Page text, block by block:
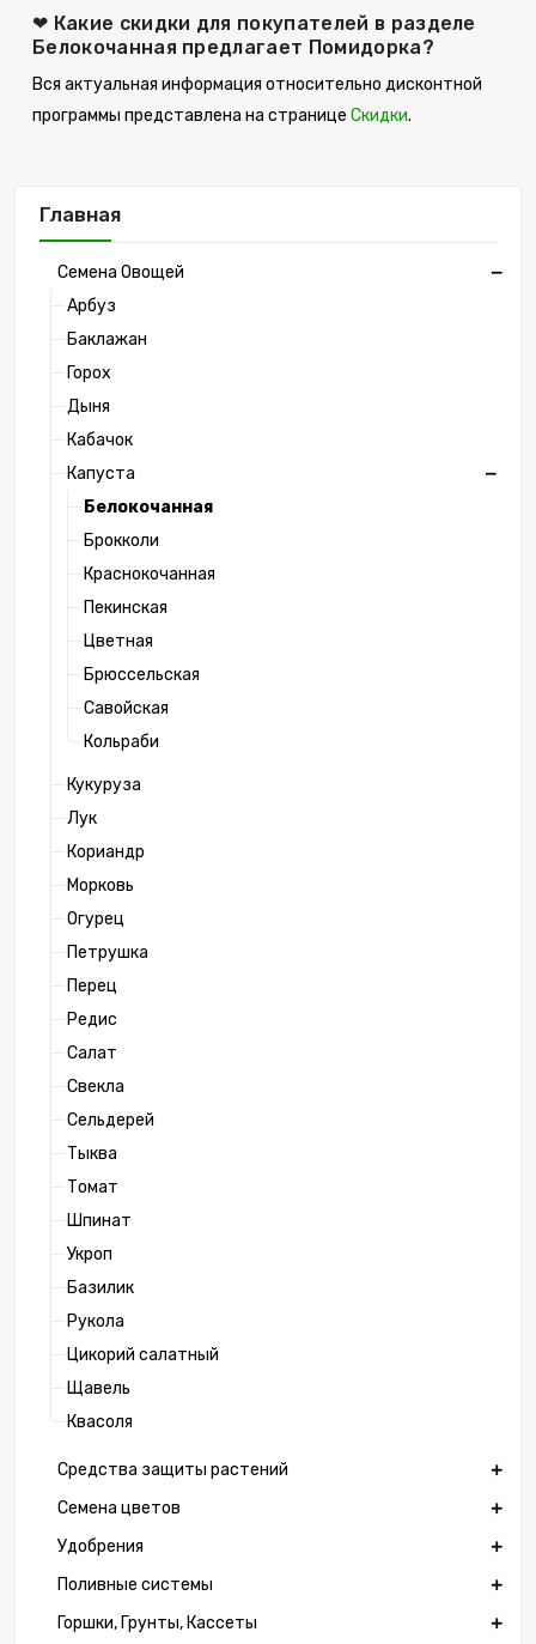
Главная
Семена Овощей
Арбуз
Баклажан
Горох
Дыня
Кабачок
Капуста
Белокочанная
Брокколи
Краснокочанная
Пекинская
Цветная
Брюссельская
Савойская
Кольраби
Кукуруза
Лук
Кориандр
Морковь
Огурец
Петрушка
Перец
Редис
Салат
Свекла
Сельдерей
Тыква
Томат
Шпинат
Укроп
Базилик
Рукола
Цикорий салатный
Щавель
Квасоля
Средства защиты растений
Семена цветов
Удобрения
Поливные системы
Горшки, Грунты, Кассеты
❤ Какие скидки для покупателей в разделе
Белокочанная предлагает Помидорка?
Вся актуальная информация относительно дисконтной
программы представлена на странице Скидки.